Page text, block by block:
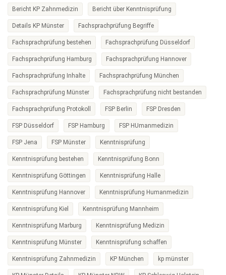
Bericht KP Zahnmedizin Bericht über Kenntnisprüfung
Details KP Münster Fachsprachprüfung Begriffe
Fachsprachprüfung bestehen Fachsprachprüfung Düsseldorf
Fachsprachprüfung Hamburg Fachsprachprüfung Hannover
Fachsprachprüfung Inhalte Fachsprachprüfung München
Fachsprachprüfung Münster Fachsprachprüfung nicht bestanden
Fachsprachprüfung Protokoll FSP Berlin FSP Dresden
FSP Düsseldorf FSP Hamburg FSP HUmanmedizin
FSP Jena FSP Münster Kenntnisprüfung
Kenntnisprüfung bestehen Kenntnisprüfung Bonn
Kenntnisprüfung Göttingen Kenntnisprüfung Halle
Kenntnisprüfung Hannover Kenntnisprüfung Humanmedizin
Kenntnisprüfung Kiel Kenntnisprüfung Mannheim
Kenntnisprüfung Marburg Kenntnisprüfung Medizin
Kenntnisprüfung Münster Kenntnisprüfung schaffen
Kenntnisprüfung Zahnmedizin KP München kp münster